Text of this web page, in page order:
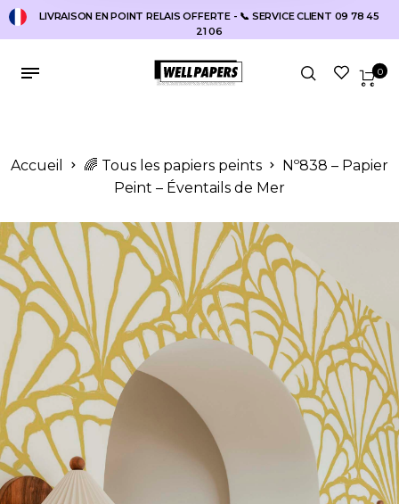
LIVRAISON EN POINT RELAIS OFFERTE - 📞 SERVICE CLIENT 09 78 45
21 06
0
Accueil 🌈 Tous les papiers peints
Nº838 – Papier
Peint – Éventails de Mer